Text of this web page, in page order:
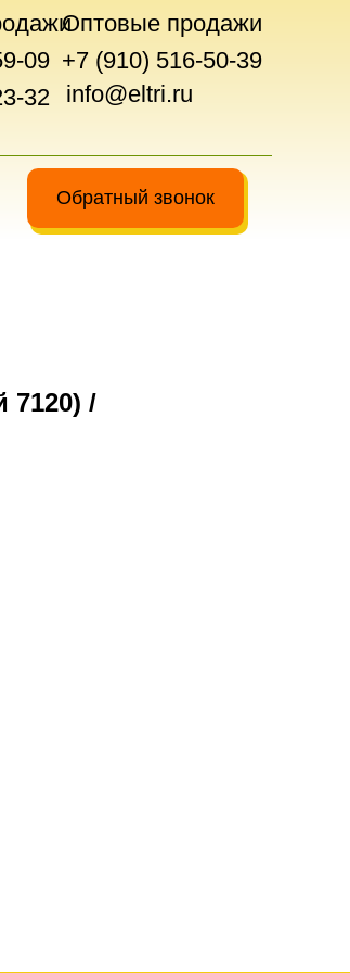
09
32
Оптовые продажи
+7 (910) 516-50-39
Обратный звонок
info@eltri.ru
7120) /